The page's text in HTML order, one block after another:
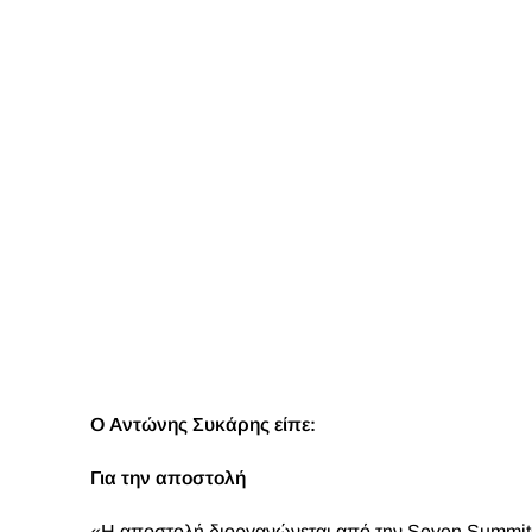
«Δεν υπάρχουν πολλές πετυχημένες χειμερινές
τις 13 κορυφές μόνον 30 ορειβάτες στον κόσμο,
υπάρχει μια πρώτη φορά αλλά η ισχυρή θέληση και
Όσο και αν φαίνονται λίγες οι πιθανότητες, μέσα